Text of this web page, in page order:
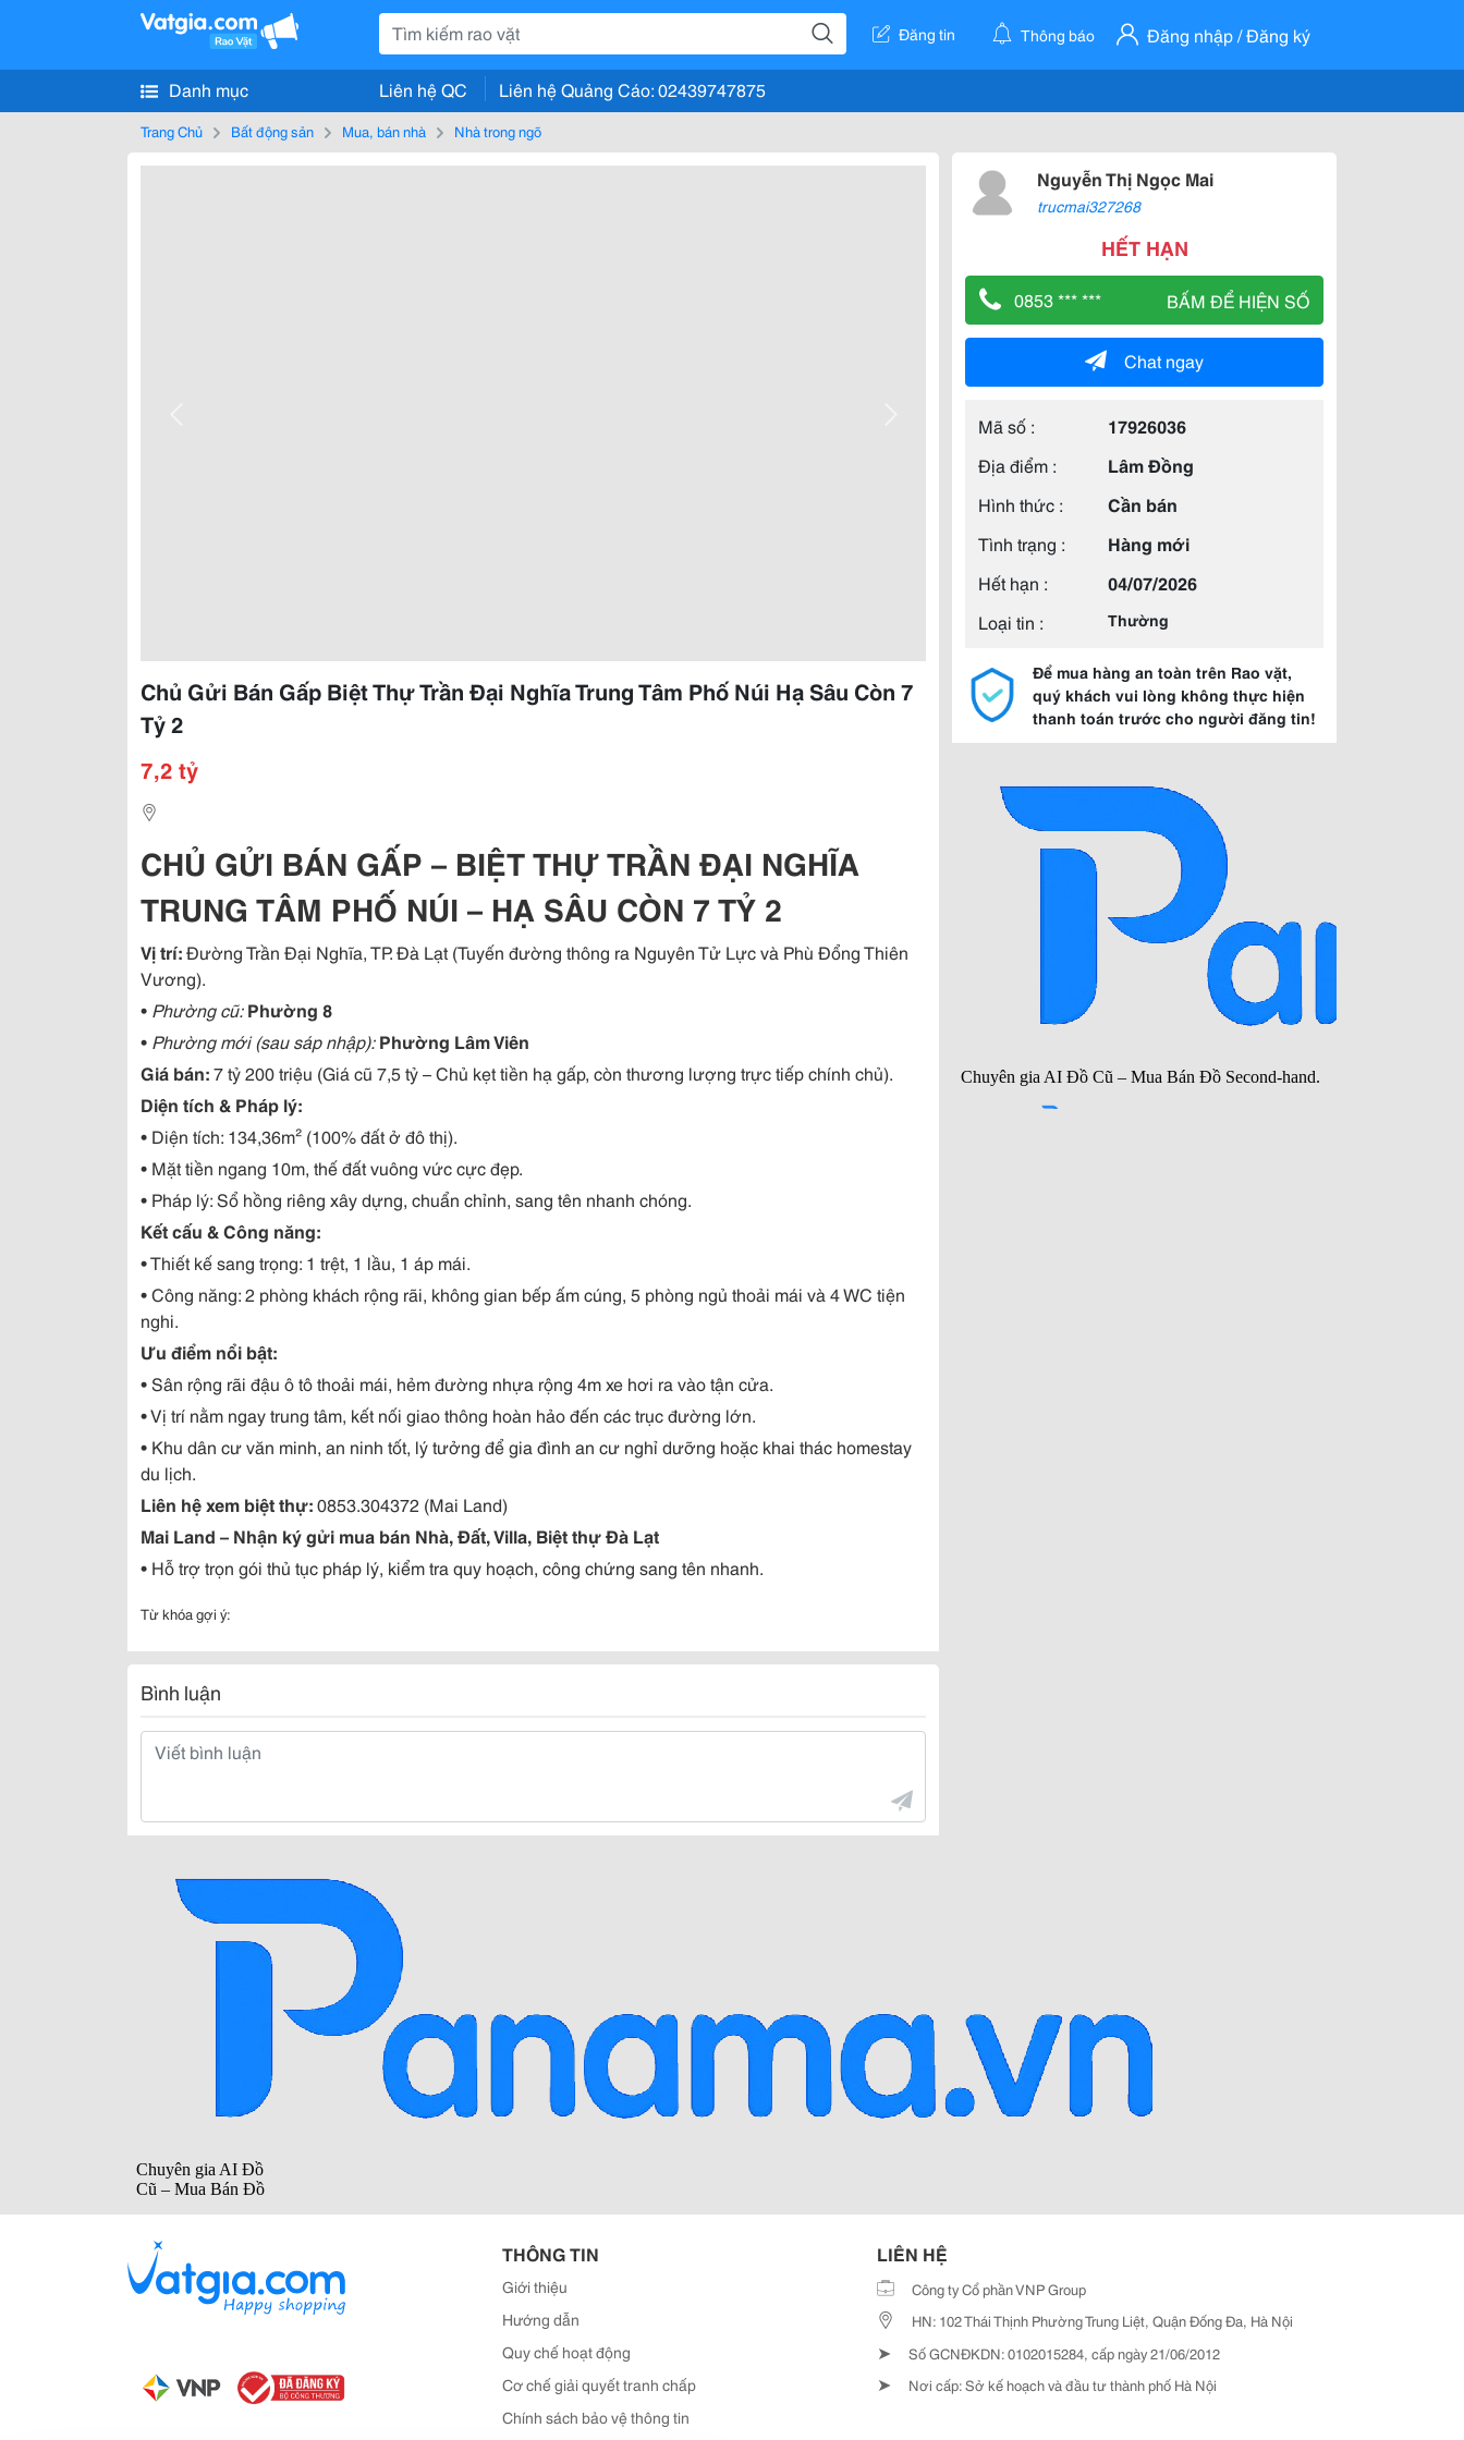
Đăng tin Thông báo Đăng nhập / Đăng ký
Danh mục Liên hệ QC Liên hệ Quảng Cáo: 02439747875
Trang Chủ Bất động sản Mua, bán nhà Nhà trong ngõ
Chủ Gửi Bán Gấp Biệt Thự Trần Đại Nghĩa Trung Tâm Phố Núi Hạ Sâu Còn 7
Tỷ 2
7,2 tỷ
CHỦ GỬI BÁN GẤP – BIỆT THỰ TRẦN ĐẠI NGHĨA
TRUNG TÂM PHỐ NÚI – HẠ SÂU CÒN 7 TỶ 2
Vị trí:Đường Trần Đại Nghĩa, TP. Đà Lạt (Tuyến đường thông ra Nguyên Tử Lực và Phù Đổng Thiên
Vương).
• Phường cũ: Phường 8
• Phường mới (sau sáp nhập): Phường Lâm Viên
Giá bán:7 tỷ 200 triệu (Giá cũ 7,5 tỷ – Chủ kẹt tiền hạ gấp, còn thương lượng trực tiếp chính chủ).
Diện tích & Pháp lý:
• Diện tích: 134,36m² (100% đất ở đô thị).
• Mặt tiền ngang 10m, thế đất vuông vức cực đẹp.
• Pháp lý: Sổ hồng riêng xây dựng, chuẩn chỉnh, sang tên nhanh chóng.
Kết cấu & Công năng:
• Thiết kế sang trọng: 1 trệt, 1 lầu, 1 áp mái.
• Công năng: 2 phòng khách rộng rãi, không gian bếp ấm cúng, 5 phòng ngủ thoải mái và 4 WC tiện
nghi.
Ưu điểm nổi bật:
• Sân rộng rãi đậu ô tô thoải mái, hẻm đường nhựa rộng 4m xe hơi ra vào tận cửa.
• Vị trí nằm ngay trung tâm, kết nối giao thông hoàn hảo đến các trục đường lớn.
• Khu dân cư văn minh, an ninh tốt, lý tưởng để gia đình an cư nghỉ dưỡng hoặc khai thác homestay
du lịch.
Liên hệ xem biệt thự:0853.304372 (Mai Land)
Mai Land – Nhận ký gửi mua bán Nhà, Đất, Villa, Biệt thự Đà Lạt
• Hỗ trợ trọn gói thủ tục pháp lý, kiểm tra quy hoạch, công chứng sang tên nhanh.
Từ khóa gợi ý:
Bình luận
Nguyễn Thị Ngọc Mai
trucmai327268
HẾT HẠN
0853 *** *** BẤM ĐỂ HIỆN SỐ
Chat ngay
Mã số :
17926036
Địa điểm :
Lâm Đồng
Hình thức :
Cần bán
Tình trạng :
Hàng mới
Hết hạn :
04/07/2026
Loại tin :
Thường
Để mua hàng an toàn trên Rao vặt,
quý khách vui lòng không thực hiện
thanh toán trước cho người đăng tin!
THÔNG TIN
Giới thiệu
Hướng dẫn
Quy chế hoạt động
Cơ chế giải quyết tranh chấp
Chính sách bảo vệ thông tin
LIÊN HỆ
Công ty Cổ phần VNP Group
HN: 102 Thái Thịnh Phường Trung Liệt, Quận Đống Đa, Hà Nội
➤ Số GCNĐKDN: 0102015284, cấp ngày 21/06/2012
➤ Nơi cấp: Sở kế hoạch và đầu tư thành phố Hà Nội